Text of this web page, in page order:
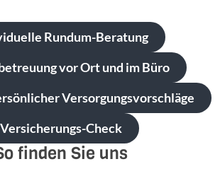
Rundum-Beratung
vor Ort und im Büro
Versorgungsvorschläge
Versicherungs-Check
finden Sie uns